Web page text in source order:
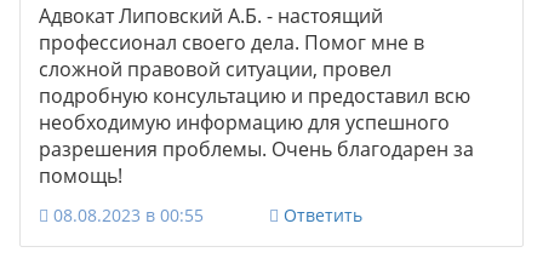
Адвокат Липовский А.Б. - настоящий
профессионал своего дела. Помог мне в
сложной правовой ситуации, провел
подробную консультацию и предоставил всю
необходимую информацию для успешного
разрешения проблемы. Очень благодарен за
помощь!
08.08.2023 в 00:55 Ответить